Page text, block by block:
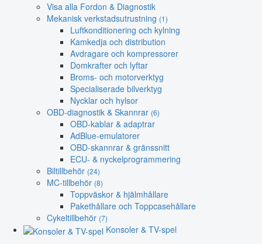
Visa alla Fordon & Diagnostik
Mekanisk verkstadsutrustning (1)
Luftkonditionering och kylning
Kamkedja och distribution
Avdragare och kompressorer
Domkrafter och lyftar
Broms- och motorverktyg
Specialiserade bilverktyg
Nycklar och hylsor
OBD-diagnostik & Skannrar (6)
OBD-kablar & adaptrar
AdBlue-emulatorer
OBD-skannrar & gränssnitt
ECU- & nyckelprogrammering
Biltillbehör (24)
MC-tillbehör (8)
Toppväskor & hjälmhållare
Pakethållare och Toppcasehållare
Cykeltillbehör (7)
Konsoler & TV-spel